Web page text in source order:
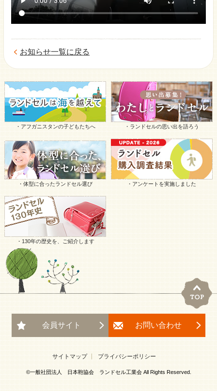
お知らせ一覧に戻る
・アフガニスタンの子どもたちへ ・ランドセルの思い出を語ろう
・体型に合ったランドセル選び ・アンケートを実施しました
・130年の歴史を、ご紹介します
会員サイト お問い合わせ
サイトマップ プライバシーポリシー
©一般社団法人 日本鞄協会 ランドセル工業会 All Rights Reserved.